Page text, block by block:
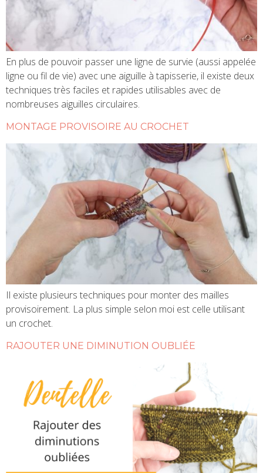
En plus de pouvoir passer une ligne de survie (aussi appelée
ligne ou fil de vie) avec une aiguille à tapisserie, il existe deux
techniques très faciles et rapides utilisables avec de
nombreuses aiguilles circulaires.
MONTAGE PROVISOIRE AU CROCHET
Il existe plusieurs techniques pour monter des mailles
provisoirement. La plus simple selon moi est celle utilisant
un crochet.
RAJOUTER UNE DIMINUTION OUBLIÉE